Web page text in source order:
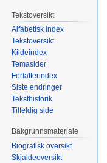
Tekstoversikt
Alfabetisk index
Tekstoversikt
Kildeindex
Temasider
Forfatterindex
Siste endringer
Teksthistorik
Tilfeldig side
Bakgrunnsmateriale
Biografisk oversikt
Skjaldeoversikt